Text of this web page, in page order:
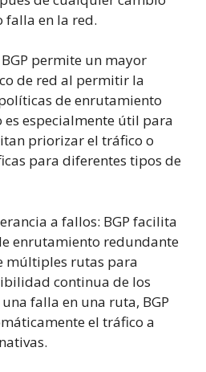
falla en la red.
permite un mayor
de red al permitir la
de enrutamiento
es especialmente útil para
priorizar el tráfico o
para diferentes tipos de
a fallos: BGP facilita
enrutamiento redundante
múltiples rutas para
continua de los
falla en una ruta, BGP
el tráfico a